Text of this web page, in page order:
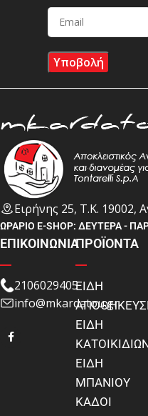
Ειρήνης 25, Τ.Κ. 19002,
ΩΡΑΡΙΟ E-SHOP: ΔΕΥΤΕΡΑ -
ΕΠΙΚΟΙΝΩΝΙΑ
2106029405
info@mkardatou.gr
ΠΡΟΪΟΝΤΑ
ΕΙΔΗ
ΕΙΔΗ
ΕΙΔΗ
ΜΠΑΝΙΟΥ
ΚΑΔΟΙ